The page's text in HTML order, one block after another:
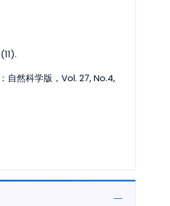
自然科学版，Vol. 27, No.4,